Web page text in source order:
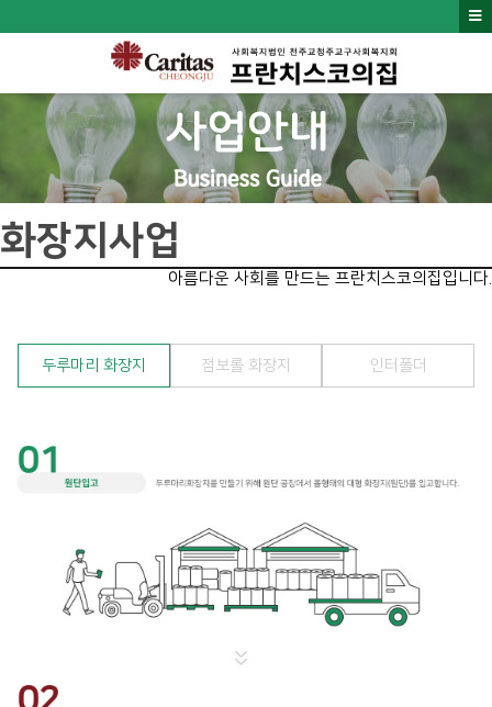
화장지사업
아름다운 사회를 만드는 프란치스코의집입니다.
두루마리 화장지 점보롤 화장지 인터폴더